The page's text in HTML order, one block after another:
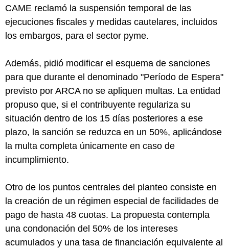
CAME reclamó la suspensión temporal de las
ejecuciones fiscales y medidas cautelares, incluidos
los embargos, para el sector pyme.
Además, pidió modificar el esquema de sanciones
para que durante el denominado "Período de Espera"
previsto por ARCA no se apliquen multas. La entidad
propuso que, si el contribuyente regulariza su
situación dentro de los 15 días posteriores a ese
plazo, la sanción se reduzca en un 50%, aplicándose
la multa completa únicamente en caso de
incumplimiento.
Otro de los puntos centrales del planteo consiste en
la creación de un régimen especial de facilidades de
pago de hasta 48 cuotas. La propuesta contempla
una condonación del 50% de los intereses
acumulados y una tasa de financiación equivalente al